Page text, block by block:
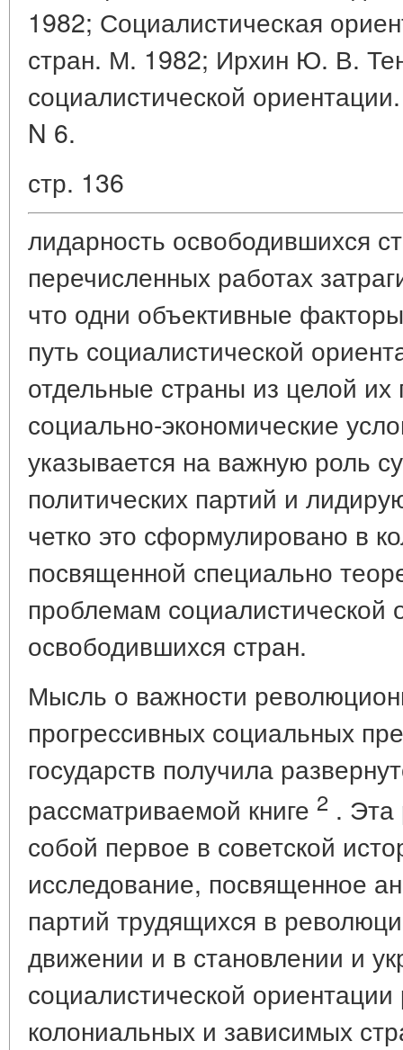
1982; Социалистическая
стран. М. 1982; Ирхин Ю. В.
социалистической
N 6.
стр. 136
лидарность освободившихся
перечисленных работах
что одни объективные
путь социалистической
отдельные страны из целой
социально-экономические
указывается на важную роль
политических партий и
четко это сформулировано в
посвященной специально
проблемам социалистической
освободившихся стран.
Мысль о важности
прогрессивных социальных
государств получила
рассматриваемой книге 2 . Эта
собой первое в советской
исследование, посвященное
партий трудящихся в
движении и в становлении и
социалистической
колониальных и зависимых